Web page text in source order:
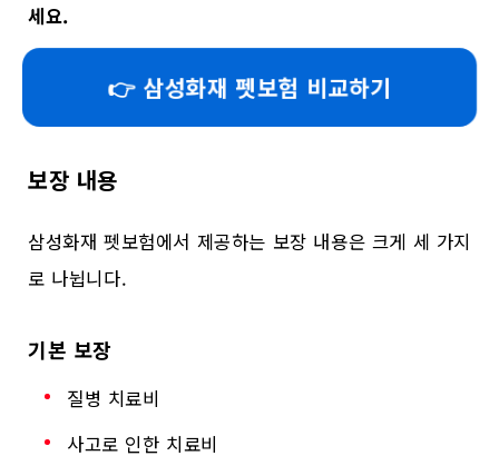
세요.
👉 삼성화재 펫보험 비교하기
보장 내용
삼성화재 펫보험에서 제공하는 보장 내용은 크게 세 가지
로 나뉩니다.
기본 보장
질병 치료비
사고로 인한 치료비